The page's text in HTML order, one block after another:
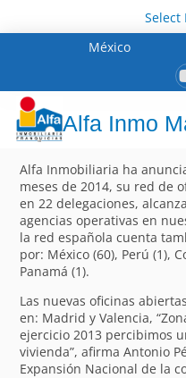
Select
México
Alfa Inmo
Alfa Inmobiliaria ha
meses de 2014, su red de
en 22 delegaciones,
agencias operativas en
la red española cuenta
por: México (60), Perú (1),
Panamá (1).
Las nuevas oficinas
en: Madrid y Valencia,
ejercicio 2013 percibimos
vivienda”, afirma Antonio
Expansión Nacional de la